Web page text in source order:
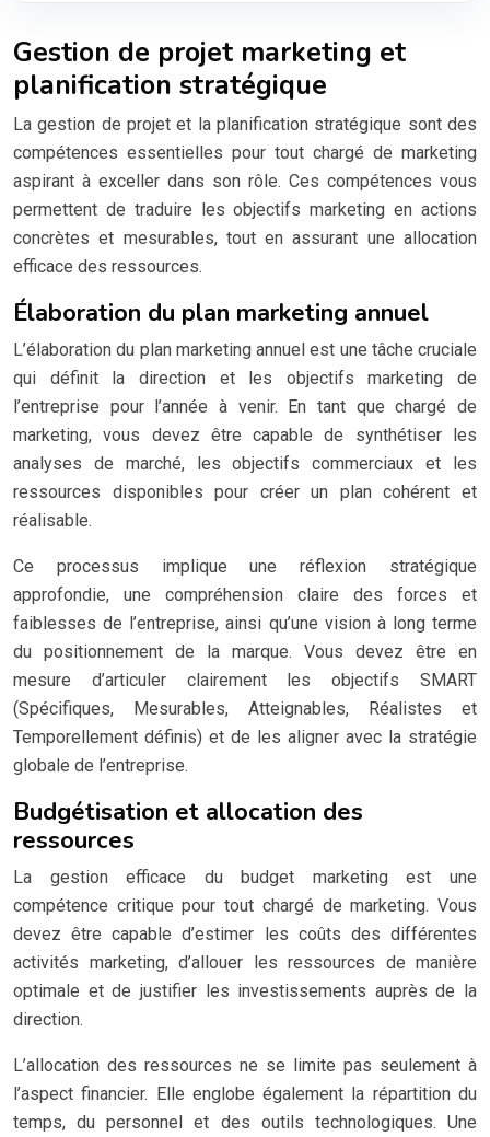
Gestion de projet marketing et
planification stratégique
La gestion de projet et la planification stratégique sont des
compétences essentielles pour tout chargé de marketing
aspirant à exceller dans son rôle. Ces compétences vous
permettent de traduire les objectifs marketing en actions
concrètes et mesurables, tout en assurant une allocation
efficace des ressources.
Élaboration du plan marketing annuel
L’élaboration du plan marketing annuel est une tâche cruciale
qui définit la direction et les objectifs marketing de
l’entreprise pour l’année à venir. En tant que chargé de
marketing, vous devez être capable de synthétiser les
analyses de marché, les objectifs commerciaux et les
ressources disponibles pour créer un plan cohérent et
réalisable.
Ce processus implique une réflexion stratégique
approfondie, une compréhension claire des forces et
faiblesses de l’entreprise, ainsi qu’une vision à long terme
du positionnement de la marque. Vous devez être en
mesure d’articuler clairement les objectifs SMART
(Spécifiques, Mesurables, Atteignables, Réalistes et
Temporellement définis) et de les aligner avec la stratégie
globale de l’entreprise.
Budgétisation et allocation des
ressources
La gestion efficace du budget marketing est une
compétence critique pour tout chargé de marketing. Vous
devez être capable d’estimer les coûts des différentes
activités marketing, d’allouer les ressources de manière
optimale et de justifier les investissements auprès de la
direction.
L’allocation des ressources ne se limite pas seulement à
l’aspect financier. Elle englobe également la répartition du
temps, du personnel et des outils technologiques. Une